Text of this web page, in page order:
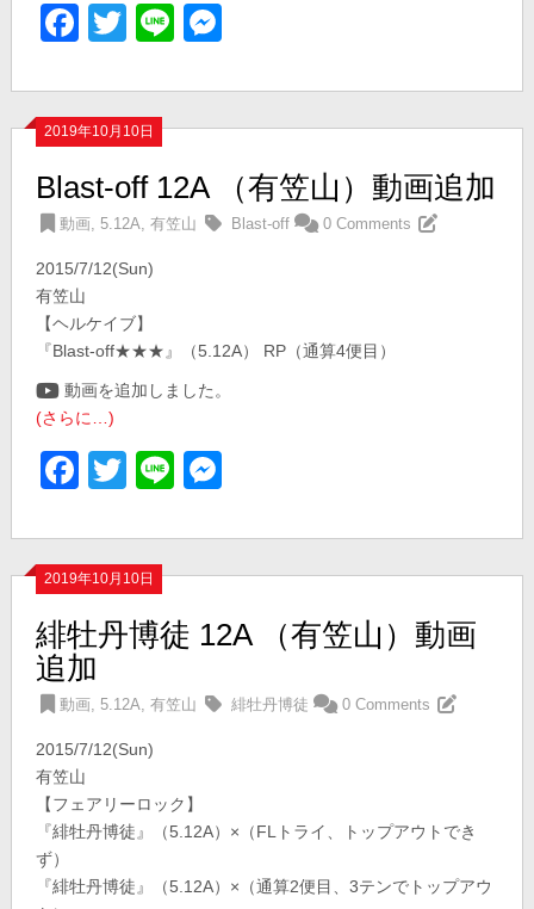
Facebook
Twitter
Line
2019年10月10日
Blast-off 12A （有笠山）動画追加
動画,5.12A,有笠山 Blast-off 0 Comments
2015/7/12(Sun)
有笠山
【ヘルケイブ】
『Blast-off★★★』（5.12A） RP（通算4便目）
動画を追加しました。
(さらに…)
Facebook
Twitter
Line
2019年10月10日
緋牡丹博徒 12A （有笠山）動画
追加
動画,5.12A,有笠山 緋牡丹博徒 0 Comments
2015/7/12(Sun)
有笠山
【フェアリーロック】
『緋牡丹博徒』（5.12A）×（FLトライ、トップアウトでき
ず）
『緋牡丹博徒』（5.12A）×（通算2便目、3テンでトップアウ